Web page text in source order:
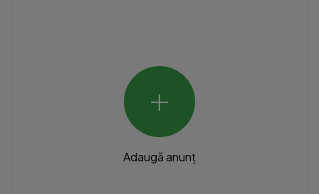
+
Adaugă anunț